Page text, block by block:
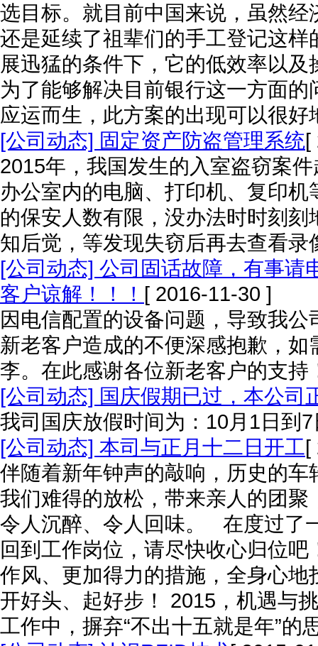
选目标。就目前中国来说，虽然
还是延续了祖辈们的手工登记这
展迅猛的条件下，它的低效率以
为了能够解决目前银行这一方面
应运而生，此方案的出现可以很好
[公司动态] 固定资产防盗管理系统[
2015年，我国发生的入室盗窃案
办公室内的电脑、打印机、复印
的保安人数有限，没办法时时刻
知后觉，等发现失窃后再去查看
[公司动态] 公司固话故障，有事请
客户谅解！！！ [ 2016-11-30 ]
因电信配置的设备问题，导致我
新老客户造成的不便深感抱歉，
李。在此感谢各位新老客户的支
[公司动态] 国庆假期已过，本公司
我司国庆放假时间为：10月1日到
[公司动态] 本司与正月十二日开工[
伴随着新年钟声的敲响，历史的
我们难得的放松，带来亲人的团
令人沉醉、令人回味。 在度过了
回到工作岗位，请尽快收心归位
作风、更加得力的措施，全身心
开好头、起好步！ 2015，机遇与
工作中，摒弃“不出十五就是年”